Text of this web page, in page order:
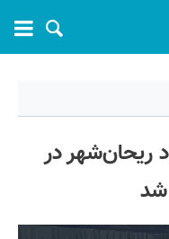
ریحان‌شهر در
شد